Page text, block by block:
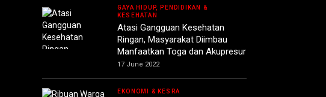
GAYA HIDUP, PENDIDIKAN &
KESEHATAN
Atasi Gangguan Kesehatan
Ringan, Masyarakat Diimbau
Manfaatkan Toga dan Akupresur
17 June 2022
EKONOMI & KESRA